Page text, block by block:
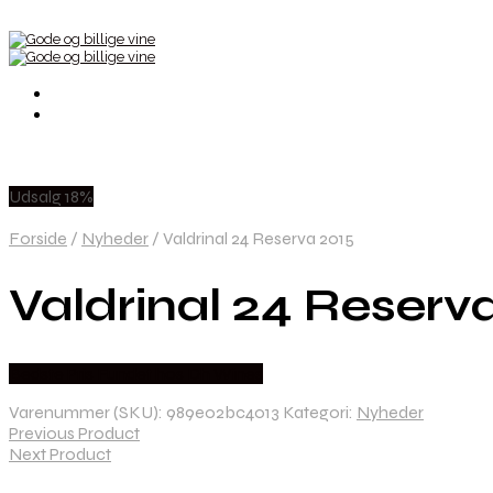
Udsalg 18%
Forside / Nyheder / Valdrinal 24 Reserva 2015
Valdrinal 24
Varenummer (SKU): 989e02bc4013 Kategori: Nyheder
Previous Product
Next Product